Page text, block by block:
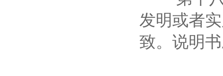
发明或者
致。说明